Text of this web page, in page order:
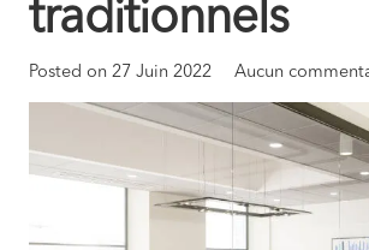
traditionnels
Posted on 27 Juin 2022 Aucun